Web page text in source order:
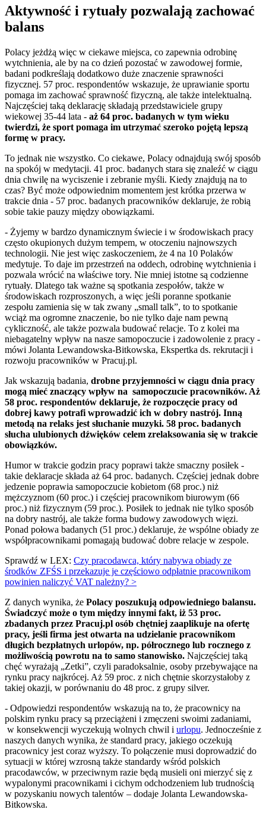
Aktywność i rytuały pozwalają zachować
balans
Polacy jeżdżą więc w ciekawe miejsca, co zapewnia odrobinę
wytchnienia, ale by na co dzień pozostać w zawodowej formie,
badani podkreślają dodatkowo duże znaczenie sprawności
fizycznej. 57 proc. respondentów wskazuje, że uprawianie sportu
pomaga im zachować sprawność fizyczną, ale także intelektualną.
Najczęściej taką deklarację składają przedstawiciele grupy
wiekowej 35-44 lata - aż 64 proc. badanych w tym wieku
twierdzi, że sport pomaga im utrzymać szeroko pojętą lepszą
formę w pracy.
To jednak nie wszystko. Co ciekawe, Polacy odnajdują swój sposób
na spokój w medytacji. 41 proc. badanych stara się znaleźć w ciągu
dnia chwilę na wyciszenie i zebranie myśli. Kiedy znajdują na to
czas? Być może odpowiednim momentem jest krótka przerwa w
trakcie dnia - 57 proc. badanych pracowników deklaruje, że robią
sobie takie pauzy między obowiązkami.
- Żyjemy w bardzo dynamicznym świecie i w środowiskach pracy
często okupionych dużym tempem, w otoczeniu najnowszych
technologii. Nie jest więc zaskoczeniem, że 4 na 10 Polaków
medytuje. To daje im przestrzeń na oddech, odrobinę wytchnienia i
pozwala wrócić na właściwe tory. Nie mniej istotne są codzienne
rytuały. Dlatego tak ważne są spotkania zespołów, także w
środowiskach rozproszonych, a więc jeśli poranne spotkanie
zespołu zamienia się w tak zwany „small talk”, to to spotkanie
wciąż ma ogromne znaczenie, bo nie tylko daje nam pewną
cykliczność, ale także pozwala budować relacje. To z kolei ma
niebagatelny wpływ na nasze samopoczucie i zadowolenie z pracy -
mówi Jolanta Lewandowska-Bitkowska, Ekspertka ds. rekrutacji i
rozwoju pracowników w Pracuj.pl.
Jak wskazują badania, drobne przyjemności w ciągu dnia pracy
mogą mieć znaczący wpływ na samopoczucie pracowników. Aż
58 proc. respondentów deklaruje, że rozpoczęcie pracy od
dobrej kawy potrafi wprowadzić ich w dobry nastrój. Inną
metodą na relaks jest słuchanie muzyki. 58 proc. badanych
słucha ulubionych dźwięków celem zrelaksowania się w trakcie
obowiązków.
Humor w trakcie godzin pracy poprawi także smaczny posiłek -
takie deklaracje składa aż 64 proc. badanych. Częściej jednak dobre
jedzenie poprawia samopoczucie kobietom (68 proc.) niż
mężczyznom (60 proc.) i częściej pracownikom biurowym (66
proc.) niż fizycznym (59 proc.). Posiłek to jednak nie tylko sposób
na dobry nastrój, ale także forma budowy zawodowych więzi.
Ponad połowa badanych (51 proc.) deklaruje, że wspólne obiady ze
współpracownikami pomagają budować dobre relacje w zespole.
Sprawdź w LEX: Czy pracodawca, który nabywa obiady ze
środków ZFŚS i przekazuje je częściowo odpłatnie pracownikom
powinien naliczyć VAT należny? >
Z danych wynika, że Polacy poszukują odpowiedniego balansu.
Świadczyć może o tym między innymi fakt, iż 53 proc.
zbadanych przez Pracuj.pl osób chętniej zaaplikuje na ofertę
pracy, jeśli firma jest otwarta na udzielanie pracownikom
długich bezpłatnych urlopów, np. półrocznego lub rocznego z
możliwością powrotu na to samo stanowisko. Najczęściej taką
chęć wyrażają „Zetki”, czyli paradoksalnie, osoby przebywające na
rynku pracy najkrócej. Aż 59 proc. z nich chętnie skorzystałoby z
takiej okazji, w porównaniu do 48 proc. z grupy silver.
- Odpowiedzi respondentów wskazują na to, że pracownicy na
polskim rynku pracy są przeciążeni i zmęczeni swoimi zadaniami,
w konsekwencji wyczekują wolnych chwil i urlopu. Jednocześnie z
naszych danych wynika, że standard pracy, jakiego oczekują
pracownicy jest coraz wyższy. To połączenie musi doprowadzić do
sytuacji w której wzrosną także standardy wśród polskich
pracodawców, w przeciwnym razie będą musieli oni mierzyć się z
wypalonymi pracownikami i cichym odchodzeniem lub trudnością
w pozyskaniu nowych talentów – dodaje Jolanta Lewandowska-
Bitkowska.